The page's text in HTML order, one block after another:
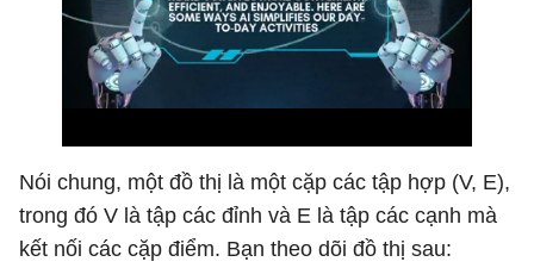
Nói chung, một đồ thị là một cặp các tập hợp (V, E),
trong đó V là tập các đỉnh và E là tập các cạnh mà
kết nối các cặp điểm. Bạn theo dõi đồ thị sau: